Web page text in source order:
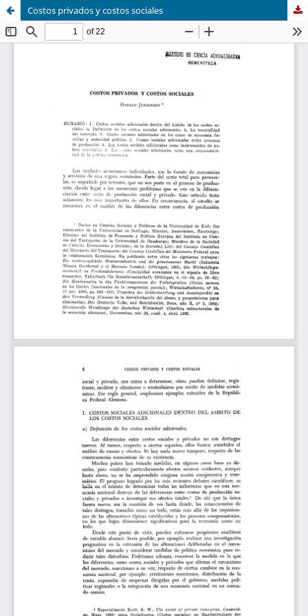
Costos privados y costos sociales